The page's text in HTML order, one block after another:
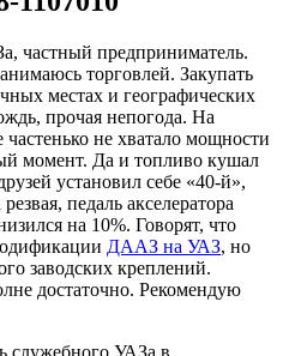
частный предприниматель.
торговлей. Закупать
местах и географических
прочая непогода. На
не хватало мощности
момент. Да и топливо кушал
установил себе «40-й»,
педаль акселератора
на 10%. Говорят, что
ДААЗ на УАЗ, но
заводских креплений.
достаточно. Рекомендую